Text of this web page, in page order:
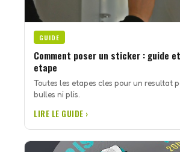
GUIDE
Comment poser un sticker : guide
etape
Toutes les etapes cles pour un resultat
bulles ni plis.
LIRE LE GUIDE ›